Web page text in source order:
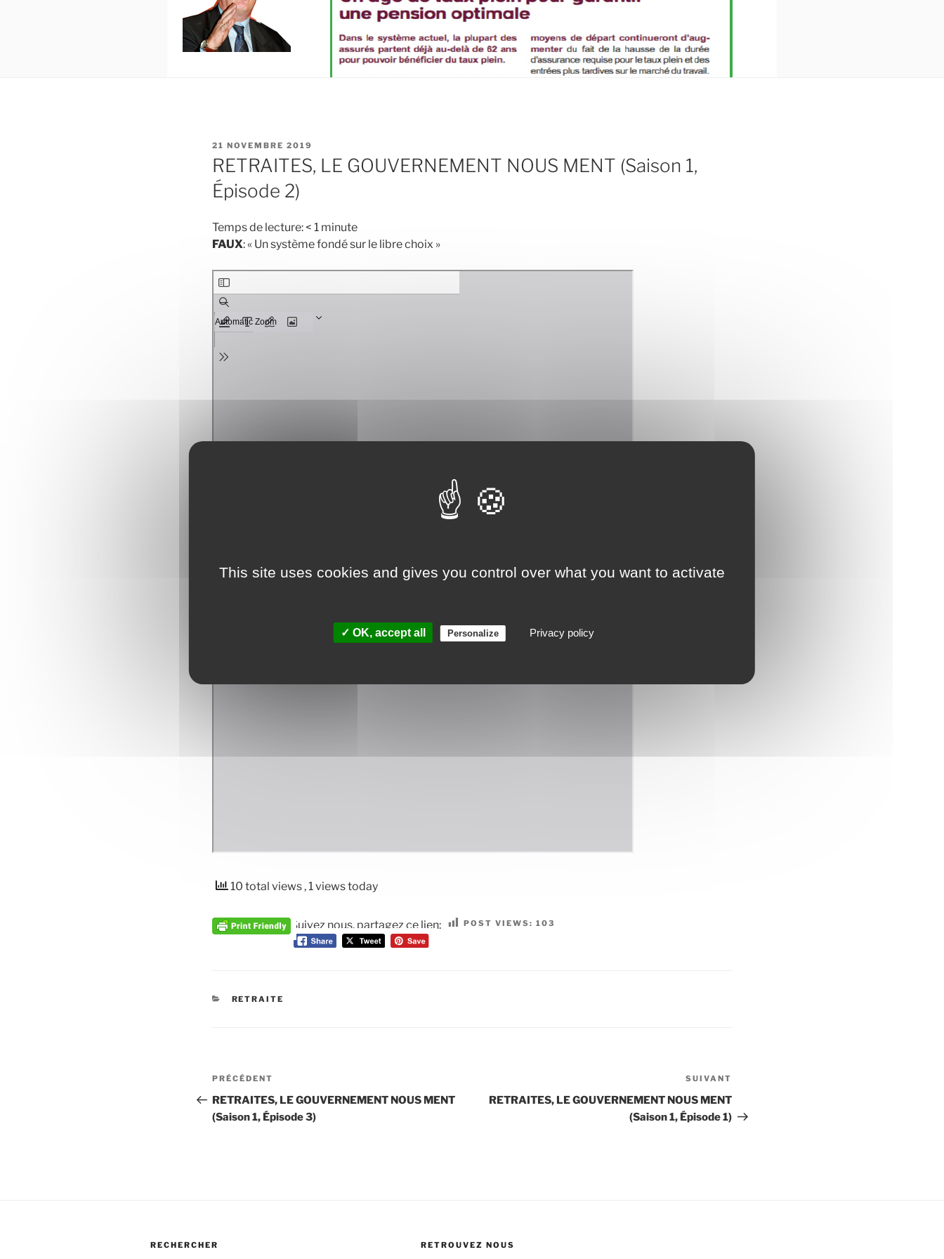
PUBLIÉ
LE
21 NOVEMBRE 2019
RETRAITES, LE GOUVERNEMENT NOUS MENT (Saison 1,
Épisode 2)
Temps de lecture:< 1 minute
FAUX: « Un système fondé sur le libre choix »
10 total views , 1 views today
Suivez nous, partagez ce lien: POST VIEWS: 103
CATÉGORIES
RETRAITE
Navigation
de
l’article
Article
précédent
PRÉCÉDENT
RETRAITES, LE GOUVERNEMENT NOUS MENT
(Saison 1, Épisode 3)
suivant
SUIVANT
RETRAITES, LE GOUVERNEMENT NOUS MENT
(Saison 1, Épisode 1)
RECHERCHER RETROUVEZ NOUS
This site uses cookies and gives you control over what you want to activate
✓ OK, accept all Personalize Privacy policy